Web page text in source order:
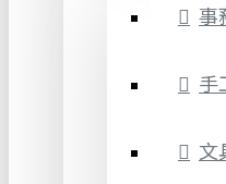
事
手
文